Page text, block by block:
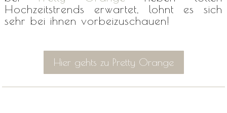
Hochzeitstrends erwartet, lohnt es sich
sehr bei ihnen vorbeizuschauen!
Hier gehts zu Pretty Orange